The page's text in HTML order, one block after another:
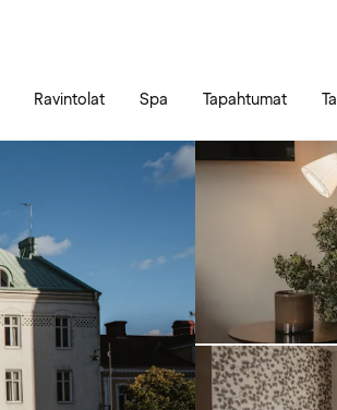
Ravintolat Spa Tapahtumat